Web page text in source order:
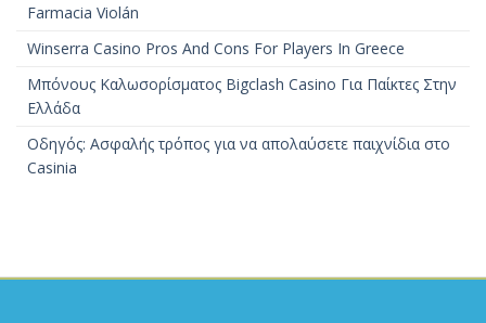
Farmacia Violán
Winserra Casino Pros And Cons For Players In Greece
Μπόνους Καλωσορίσματος Bigclash Casino Για Παίκτες Στην
Ελλάδα
Οδηγός: Ασφαλής τρόπος για να απολαύσετε παιχνίδια στο
Casinia